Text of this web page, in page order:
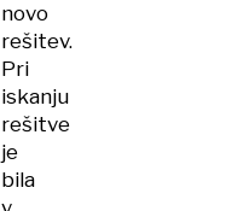
novo
rešitev.
Pri
iskanju
rešitve
je
bila